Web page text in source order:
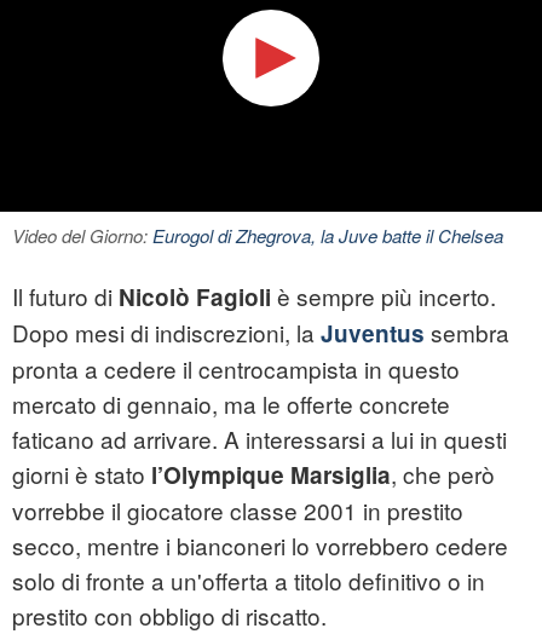
Video del Giorno:Eurogol di Zhegrova, la Juve batte il Chelsea
Il futuro di Nicolò Fagioli è sempre più incerto.
Dopo mesi di indiscrezioni, la Juventus sembra
pronta a cedere il centrocampista in questo
mercato di gennaio, ma le offerte concrete
faticano ad arrivare. A interessarsi a lui in questi
giorni è stato l’Olympique Marsiglia, che però
vorrebbe il giocatore classe 2001 in prestito
secco, mentre i bianconeri lo vorrebbero cedere
solo di fronte a un'offerta a titolo definitivo o in
prestito con obbligo di riscatto.